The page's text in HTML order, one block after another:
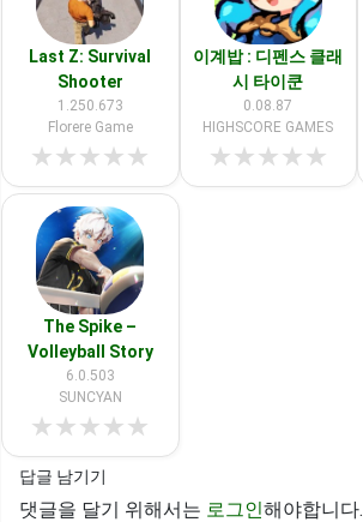
Last Z: Survival
Shooter
1.250.673
Florere Game
★★★★★
이계밥 : 디펜스 클래
시 타이쿤
0.08.87
HIGHSCORE GAMES
★★★★★
The Spike –
Volleyball Story
6.0.503
SUNCYAN
★★★★★
답글 남기기
댓글을 달기 위해서는 로그인해야합니다.